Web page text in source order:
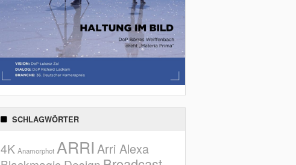
SCHLAGWÖRTER
4K Anamorphot ARRI Arri Alexa